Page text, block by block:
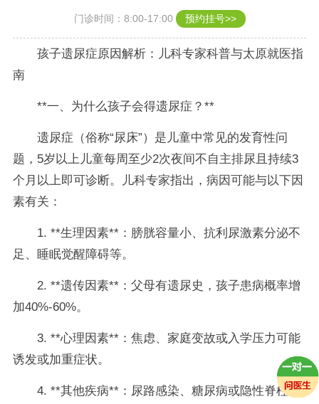
门诊时间：8:00-17:00 预约挂号>>
孩子遗尿症原因解析：儿科专家科普与太原就医指
南
**一、为什么孩子会得遗尿症？**
遗尿症（俗称“尿床”）是儿童中常见的发育性问
题，5岁以上儿童每周至少2次夜间不自主排尿且持续3
个月以上即可诊断。儿科专家指出，病因可能与以下因
素有关：
1. **生理因素**：膀胱容量小、抗利尿激素分泌不
足、睡眠觉醒障碍等。
2. **遗传因素**：父母有遗尿史，孩子患病概率增
加40%-60%。
3. **心理因素**：焦虑、家庭变故或入学压力可能
诱发或加重症状。
4. **其他疾病**：尿路感染、糖尿病或隐性脊柱裂